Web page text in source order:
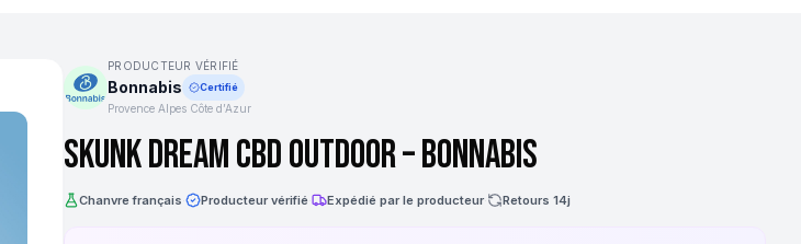
PRODUCTEUR VÉRIFIÉ
Bonnabis Certifié
Provence Alpes Côte d’Azur
Skunk Dream CBD Outdoor – Bonnabis
Chanvre français Producteur vérifié Expédié par le producteur· Retours 14j